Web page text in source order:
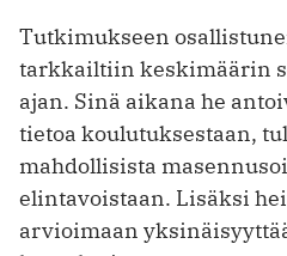
Tutkimukseen
tarkkailtiin keskimäärin
ajan. Sinä aikana he
tietoa koulutuksestaan,
mahdollisista
elintavoistaan. Lisäksi
arvioimaan